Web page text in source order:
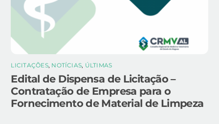
LICITAÇÕES, NOTÍCIAS, ÚLTIMAS
Edital de Dispensa de Licitação –
Contratação de Empresa para o
Fornecimento de Material de Limpeza